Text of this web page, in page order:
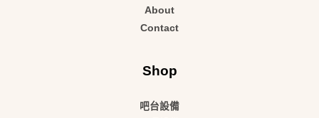
About
Contact
Shop
吧台設備